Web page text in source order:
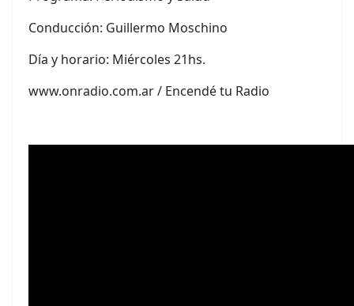
Conducción: Guillermo Moschino
Día y horario: Miércoles 21hs.
www.onradio.com.ar / Encendé tu Radio